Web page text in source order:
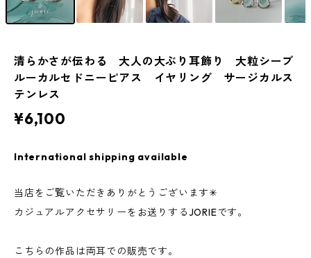
清らかさが伝わる 大人の大ぶり耳飾り 大粒シーブ
ルーカルセドニーピアス イヤリング サージカルス
テンレス
¥6,100
International shipping available
当店をご覧いただきありがとうございます✳︎
カジュアルアクセサリーをお送りするJORIEです。
こちらの作品は両耳での販売です。